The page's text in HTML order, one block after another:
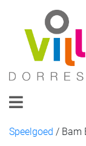
Speelgoed / Bam